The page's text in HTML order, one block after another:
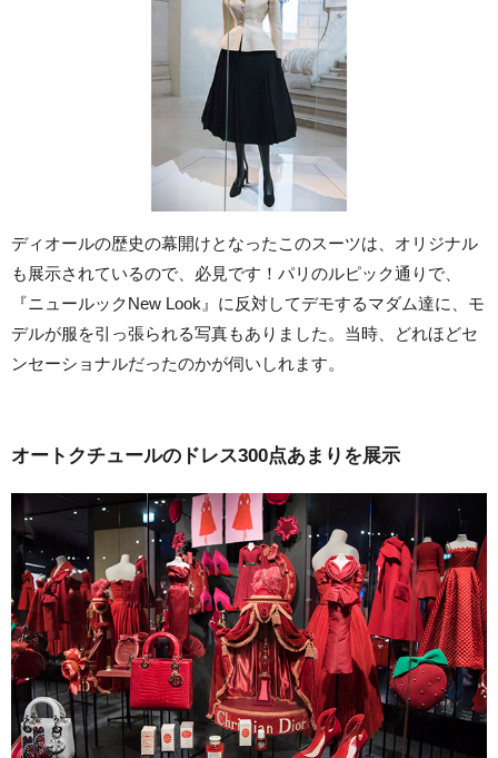
ディオールの歴史の幕開けとなったこのスーツは、オリジナル
も展示されているので、必見です！パリのルピック通りで、
『ニュールックNew Look』に反対してデモするマダム達に、モ
デルが服を引っ張られる写真もありました。当時、どれほどセ
ンセーショナルだったのかが伺いしれます。
オートクチュールのドレス300点あまりを展示